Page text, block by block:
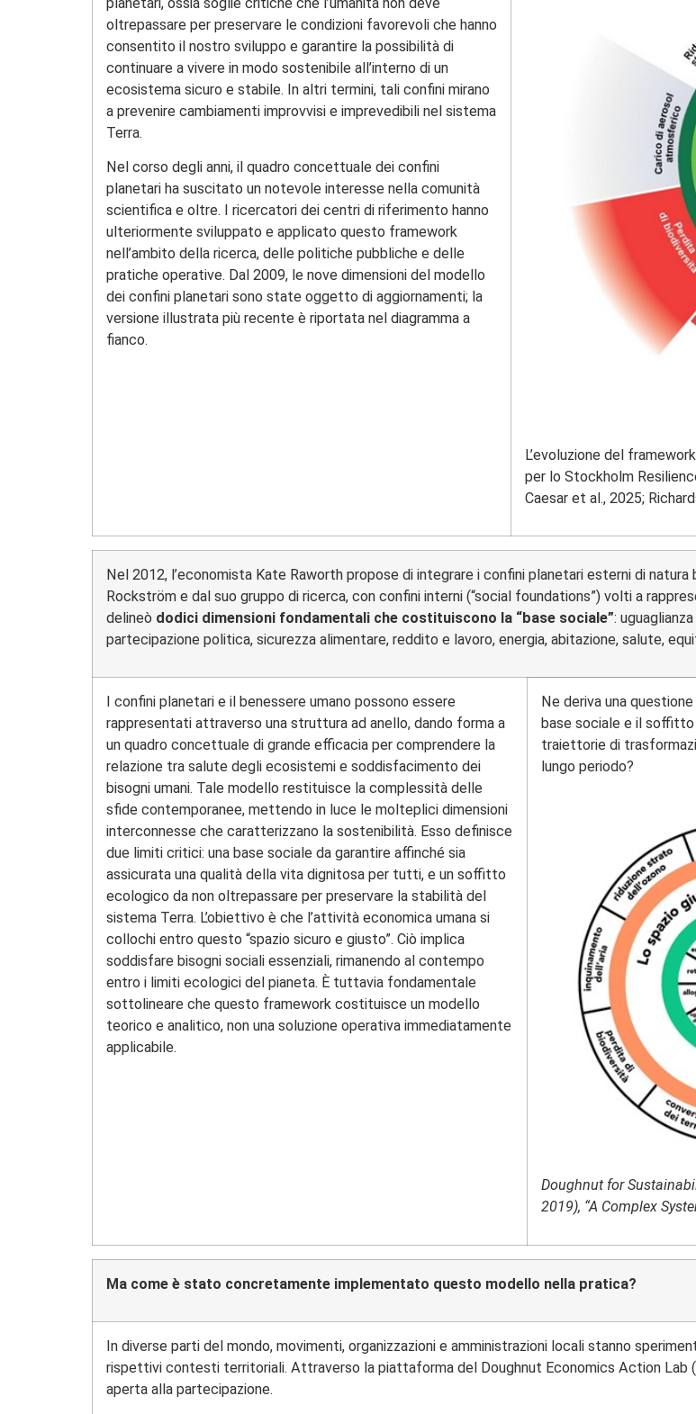
oltrepassare per preservare le condizioni favorevoli che hanno
consentito il nostro sviluppo e garantire la possibilità di
continuare a vivere in modo sostenibile all’interno di un
ecosistema sicuro e stabile. In altri termini, tali confini mirano
a prevenire cambiamenti improvvisi e imprevedibili nel sistema
Terra.
Nel corso degli anni, il quadro concettuale dei confini
planetari ha suscitato un notevole interesse nella comunità
scientifica e oltre. I ricercatori dei centri di riferimento hanno
ulteriormente sviluppato e applicato questo framework
nell’ambito della ricerca, delle politiche pubbliche e delle
pratiche operative. Dal 2009, le nove dimensioni del modello
dei confini planetari sono state oggetto di aggiornamenti; la
versione illustrata più recente è riportata nel diagramma a
fianco.
L’evoluzione del
per lo Stockholm
Caesar et al., 2025;
Nel 2012, l’economista Kate Raworth propose di integrare i confini planetari esterni di
Rockström e dal suo gruppo di ricerca, con confini interni (“social foundations”) volti a
delineò dodici dimensioni fondamentali che costituiscono la “base sociale”:
partecipazione politica, sicurezza alimentare, reddito e lavoro, energia, abitazione, salute,
I confini planetari e il benessere umano possono essere
rappresentati attraverso una struttura ad anello, dando forma a
un quadro concettuale di grande efficacia per comprendere la
relazione tra salute degli ecosistemi e soddisfacimento dei
bisogni umani. Tale modello restituisce la complessità delle
sfide contemporanee, mettendo in luce le molteplici dimensioni
interconnesse che caratterizzano la sostenibilità. Esso definisce
due limiti critici: una base sociale da garantire affinché sia
assicurata una qualità della vita dignitosa per tutti, e un soffitto
ecologico da non oltrepassare per preservare la stabilità del
sistema Terra. L’obiettivo è che l’attività economica umana si
collochi entro questo “spazio sicuro e giusto”. Ciò implica
soddisfare bisogni sociali essenziali, rimanendo al contempo
entro i limiti ecologici del pianeta. È tuttavia fondamentale
sottolineare che questo framework costituisce un modello
teorico e analitico, non una soluzione operativa immediatamente
applicabile.
Ne deriva una
base sociale e il soffitto
traiettorie di
lungo periodo?
Doughnut for
2019), “A Complex
Ma come è stato concretamente implementato questo modello nella pratica?
In diverse parti del mondo, movimenti, organizzazioni e amministrazioni locali stanno
rispettivi contesti territoriali. Attraverso la piattaforma del Doughnut Economics Action Lab
aperta alla partecipazione.